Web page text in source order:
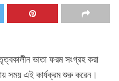
ভাতা ফরম সংগ্রহ করা
সময় এই কার্যক্রম শুরু করেন।